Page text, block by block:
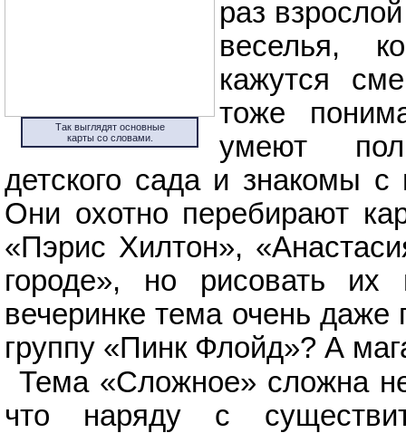
Так выглядят основные
карты со словами.
раз
веселья,
кажутся
тоже
умеют
детского сада и знакомы
Они охотно перебирают
«Пэрис Хилтон»,
городе», но рисовать
вечеринке тема очень
группу «Пинк Флойд»? А
Тема «Сложное» сложна
что наряду с